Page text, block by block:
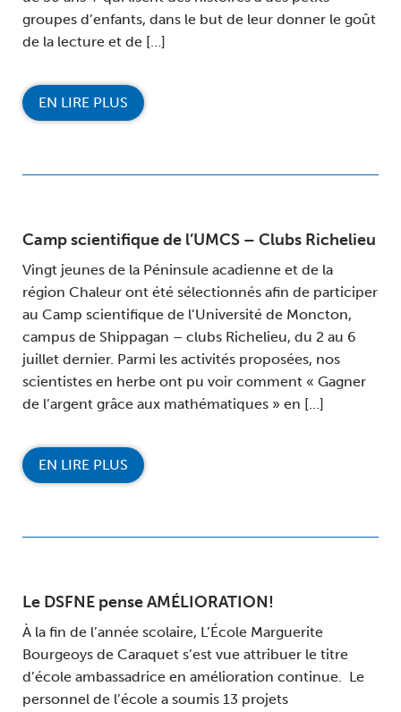
groupes d’enfants, dans le but de leur donner le goût
de la lecture et de […]
EN LIRE PLUS
Camp scientifique de l’UMCS – Clubs Richelieu
Vingt jeunes de la Péninsule acadienne et de la
région Chaleur ont été sélectionnés afin de participer
au Camp scientifique de l’Université de Moncton,
campus de Shippagan – clubs Richelieu, du 2 au 6
juillet dernier. Parmi les activités proposées, nos
scientistes en herbe ont pu voir comment « Gagner
de l’argent grâce aux mathématiques » en […]
EN LIRE PLUS
Le DSFNE pense AMÉLIORATION!
À la fin de l’année scolaire, L’École Marguerite
Bourgeoys de Caraquet s’est vue attribuer le titre
d’école ambassadrice en amélioration continue. Le
personnel de l’école a soumis 13 projets